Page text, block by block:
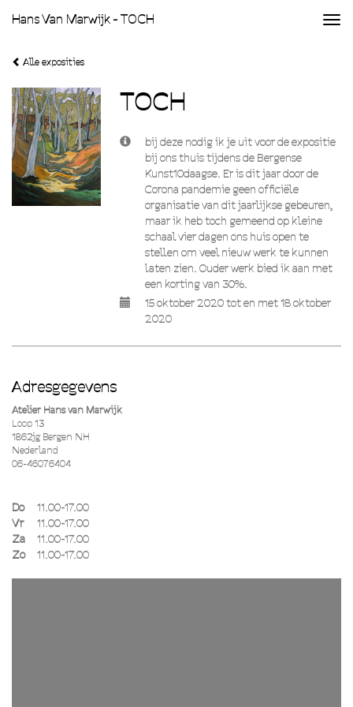
Hans Van Marwijk - TOCH
Alle exposities
TOCH
bij deze nodig ik je uit voor de expositie
bij ons thuis tijdens de Bergense
Kunst10daagse. Er is dit jaar door de
Corona pandemie geen officiële
organisatie van dit jaarlijkse gebeuren,
maar ik heb toch gemeend op kleine
schaal vier dagen ons huis open te
stellen om veel nieuw werk te kunnen
laten zien. Ouder werk bied ik aan met
een korting van 30%.
15 oktober 2020 tot en met 18 oktober
2020
Adresgegevens
Atelier Hans van Marwijk
Loop 13
1862jg Bergen NH
Nederland
06-46076404
Do
11.00-17.00
Vr
11.00-17.00
Za
11.00-17.00
Zo
11.00-17.00